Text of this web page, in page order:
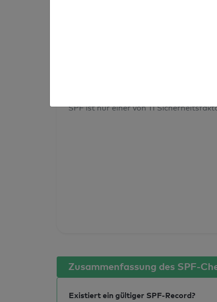
SPF ist nur einer von 11
Zusammenfassung des SPF-
Existiert ein gültiger SPF-Record?